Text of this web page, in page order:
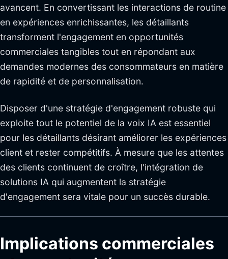
avancent. En convertissant les interactions de routine
en expériences enrichissantes, les détaillants
transforment l'engagement en opportunités
commerciales tangibles tout en répondant aux
demandes modernes des consommateurs en matière
de rapidité et de personnalisation.
Disposer d'une stratégie d'engagement robuste qui
exploite tout le potentiel de la voix IA est essentiel
pour les détaillants désirant améliorer les expériences
client et rester compétitifs. À mesure que les attentes
des clients continuent de croître, l'intégration de
solutions IA qui augmentent la stratégie
d'engagement sera vitale pour un succès durable.
Implications commerciales